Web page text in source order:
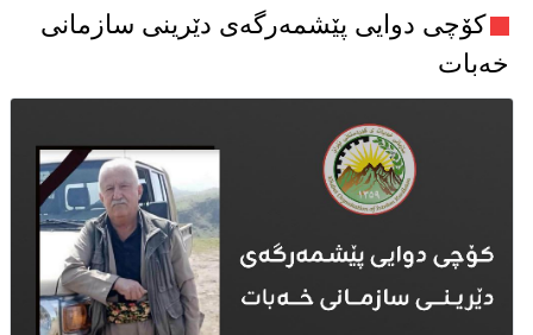
کۆچی دوایی پێشمەرگەی دێرینی سازمانی
خەبات